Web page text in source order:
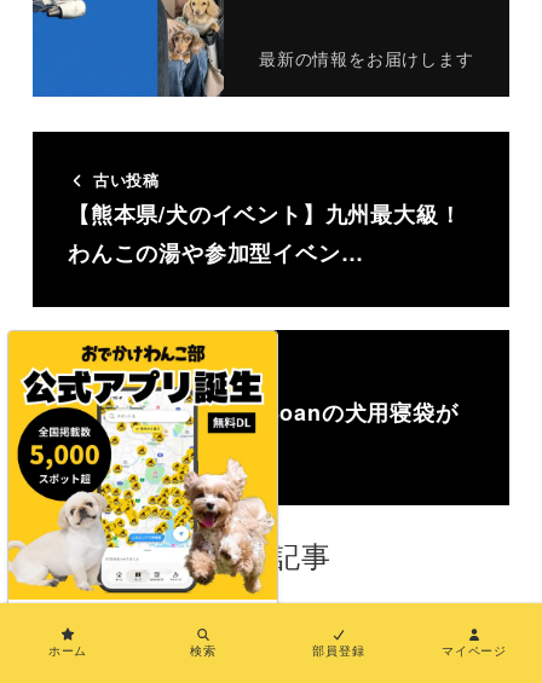
最新の情報をお届けします
古い投稿
【熊本県/犬のイベント】九州最大級！
わんこの湯や参加型イベン…
新しい投稿
【2022】NANGA×Soanの犬用寝袋が
先行限定販売スタ…
関連記事
北海道・東北
ホーム 検索 部員登録 マイページ